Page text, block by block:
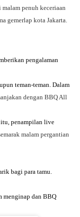
malam penuh keceriaan
gemerlap kota Jakarta.
pengalaman
teman-teman. Dalam
dengan BBQ All
penampilan live
malam pergantian
bagi para tamu.
menginap dan BBQ